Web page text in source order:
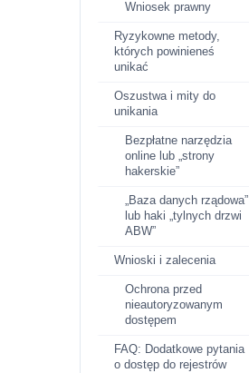
Wniosek prawny
Ryzykowne metody,
których powinieneś
unikać
Oszustwa i mity do
unikania
Bezpłatne narzędzia
online lub „strony
hakerskie”
„Baza danych rządowa”
lub haki „tylnych drzwi
ABW”
Wnioski i zalecenia
Ochrona przed
nieautoryzowanym
dostępem
FAQ: Dodatkowe pytania
o dostęp do rejestrów